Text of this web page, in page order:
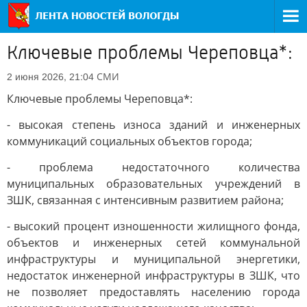
Ключевые проблемы Череповца*:
2 июня 2026, 21:04 СМИ
Ключевые проблемы Череповца*:
- высокая степень износа зданий и инженерных
коммуникаций социальных объектов города;
- проблема недостаточного количества
муниципальных образовательных учреждений в
ЗШК, связанная с интенсивным развитием района;
- высокий процент изношенности жилищного фонда,
объектов и инженерных сетей коммунальной
инфраструктуры и муниципальной энергетики,
недостаток инженерной инфраструктуры в ЗШК, что
не позволяет предоставлять населению города